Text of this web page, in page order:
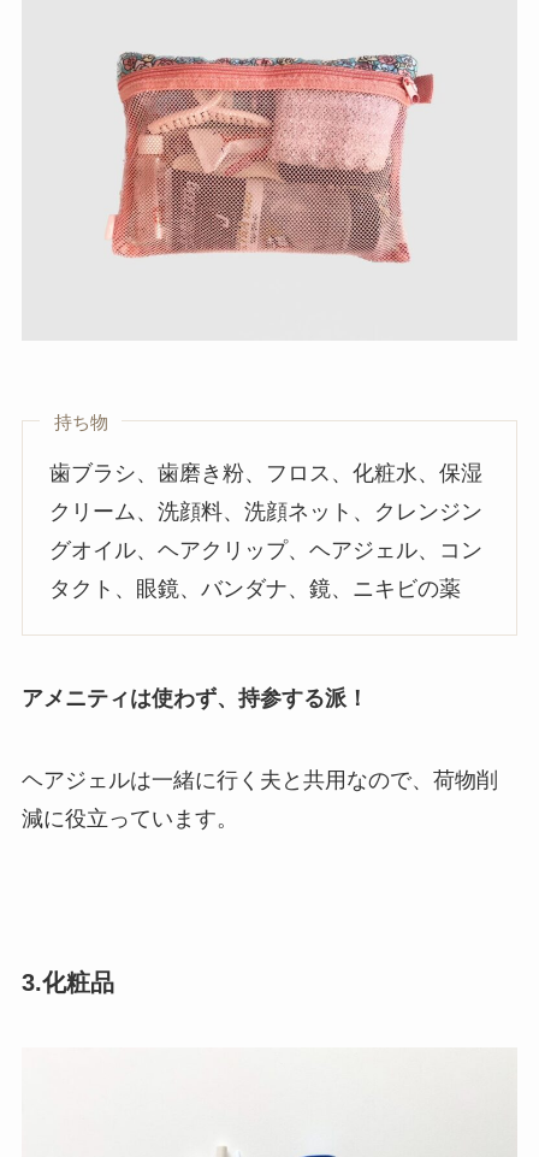
持ち物
歯ブラシ、歯磨き粉、フロス、化粧水、保湿
クリーム、洗顔料、洗顔ネット、クレンジン
グオイル、ヘアクリップ、ヘアジェル、コン
タクト、眼鏡、バンダナ、鏡、ニキビの薬
アメニティは使わず、持参する派！
ヘアジェルは一緒に行く夫と共用なので、荷物削
減に役立っています。
3.化粧品